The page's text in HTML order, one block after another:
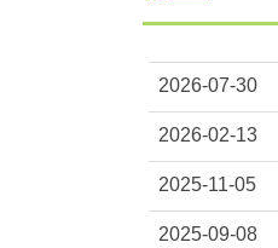
2026-07-30
2026-02-13
2025-11-05
2025-09-08